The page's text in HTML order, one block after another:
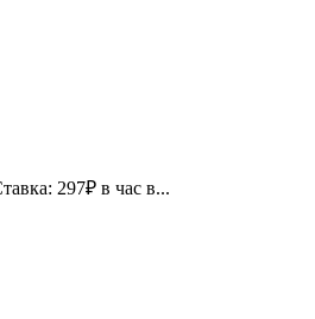
297₽ в час в...